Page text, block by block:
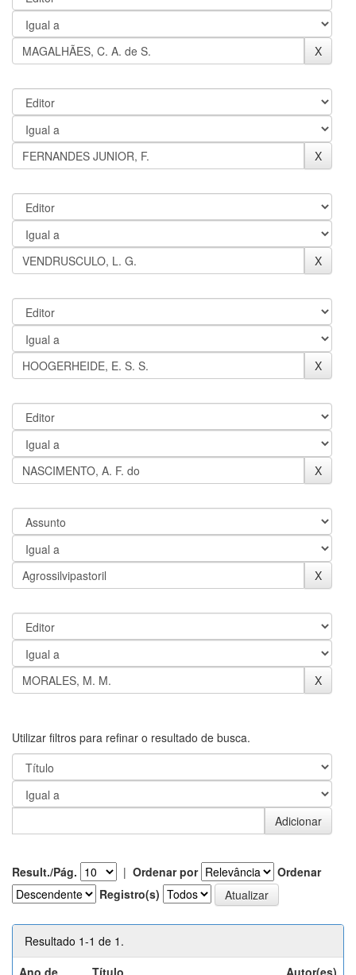
Utilizar filtros para refinar o resultado de busca.
Result./Pág. | Ordenar por
Ordenar
Registro(s)
Resultado 1-1 de 1.
Ano de
Título Autor(es)